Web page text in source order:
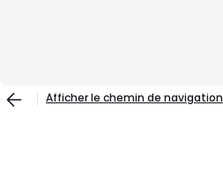
Afficher le chemin de navigation